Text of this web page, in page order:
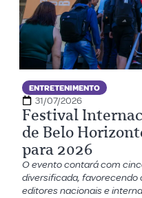
ENTRETENIMENTO
31/07/2026
Festival
de Belo
para 2026
O evento contará com
diversificada,
editores nacionais e